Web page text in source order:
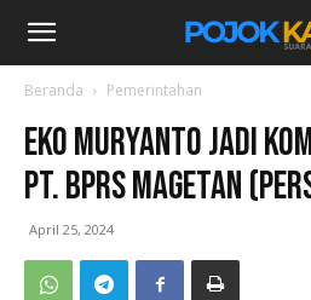
Beranda Pemerintahan
Eko Muryanto Jadi
PT. BPRS Magetan
April 25, 2024